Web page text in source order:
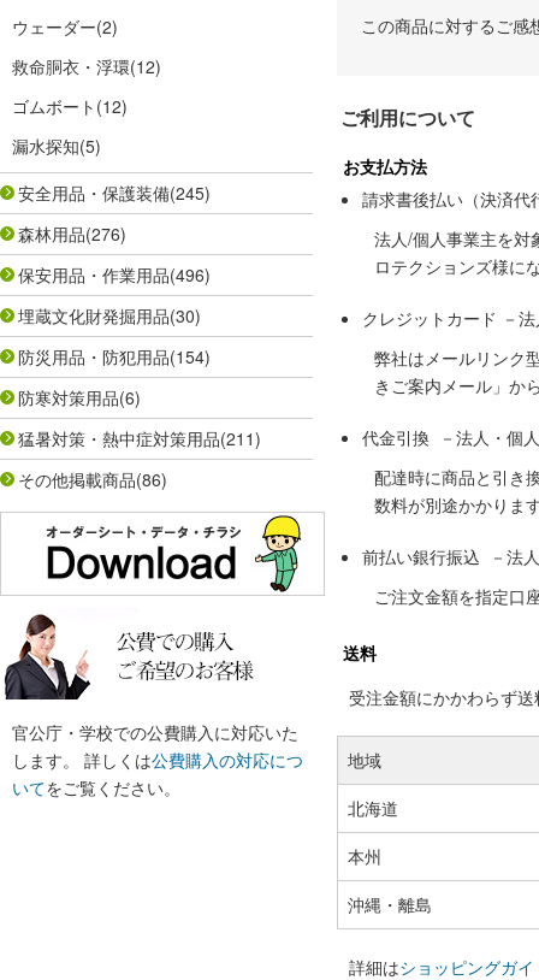
ウェーダー(2)
救命胴衣・浮環(12)
ゴムボート (12)
漏水探知(5)
安全用品・保護装備(245)
森林用品(276)
保安用品・作業用品(496)
埋蔵文化財発掘用品(30)
防災用品・防犯用品(154)
防寒対策用品(6)
猛暑対策・熱中症対策用品(211)
その他掲載商品(86)
官公庁・学校での公費購入に対応いた
します。 詳しくは公費購入の対応につ
いてをご覧ください。
この商品に対するご感
ご利用について
お支払方法
請求書後払い（決済代
法人/個人事業主を対
ロテクションズ様に
クレジットカード －
弊社はメールリンク
きご案内メール」か
代金引換 －法人・個
配達時に商品と引き
数料が別途かかりま
前払い銀行振込 －法
ご注文金額を指定口
送料
受注金額にかかわらず
地域
北海道
本州
沖縄・離島
詳細はショッピングガイ